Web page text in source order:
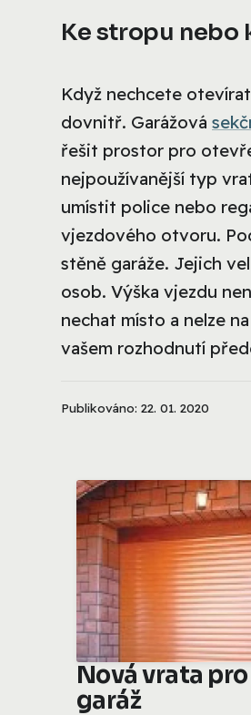
Ke stropu nebo
Když nechcete
dovnitř. Garážová
řešit prostor pro
nejpoužívanější typ
umístit police nebo
vjezdového otvoru.
stěně garáže. Jejich
osob. Výška vjezdu
nechat místo a nelze
vašem rozhodnutí
Publikováno: 22. 01. 2020
Nová vrata
garáž